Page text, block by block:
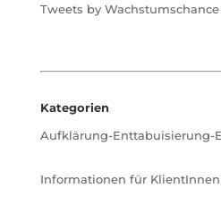
Tweets by Wachstumschance
Kategorien
Aufklärung-Enttabuisierung-
Informationen für KlientInnen